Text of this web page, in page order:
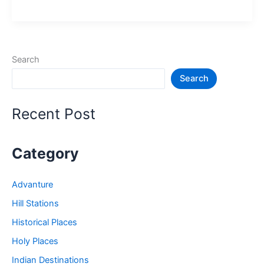
जगह
Places
Search
Search
Recent Post
Category
Advanture
Hill Stations
Historical Places
Holy Places
Indian Destinations